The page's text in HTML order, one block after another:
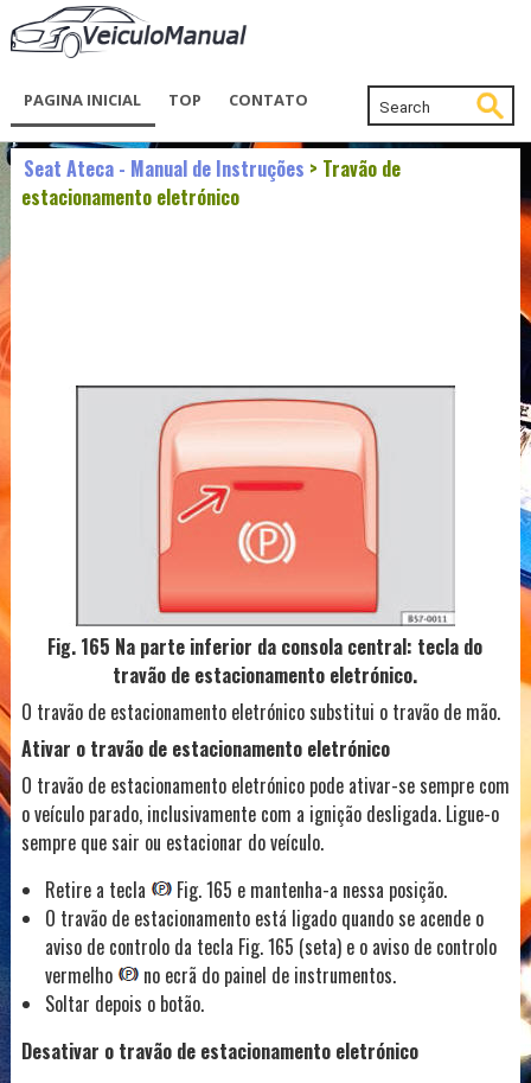
PAGINA INICIAL TOP CONTATO
Seat Ateca - Manual de Instruções > Travão de
estacionamento eletrónico
Fig. 165 Na parte inferior da consola central: tecla do
travão de estacionamento eletrónico.
O travão de estacionamento eletrónico substitui o travão de mão.
Ativar o travão de estacionamento eletrónico
O travão de estacionamento eletrónico pode ativar-se sempre com
o veículo parado, inclusivamente com a ignição desligada. Ligue-o
sempre que sair ou estacionar do veículo.
Retire a tecla
Fig. 165 e mantenha-a nessa posição.
O travão de estacionamento está ligado quando se acende o
aviso de controlo da tecla Fig. 165 (seta) e o aviso de controlo
vermelho
no ecrã do painel de instrumentos.
Soltar depois o botão.
Desativar o travão de estacionamento eletrónico